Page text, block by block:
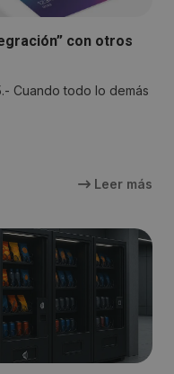
con otros
Cuando todo lo demás
Leer más